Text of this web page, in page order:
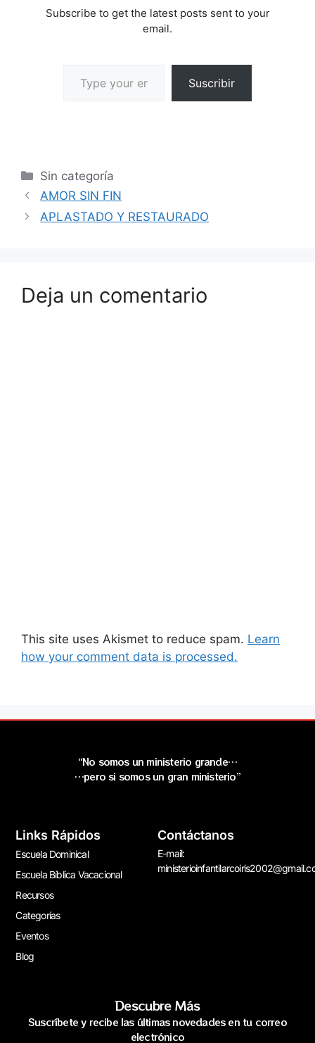
Subscribe to get the latest posts sent to your
email.
Suscribir
Sin categoría
AMOR SIN FIN
APLASTADO Y RESTAURADO
Deja un comentario
This site uses Akismet to reduce spam. Learn
how your comment data is processed.
“No somos un ministerio grande…
…pero si somos un gran ministerio”
Links Rápidos
Escuela Dominical
Escuela Bíblica Vacacional
Recursos
Categorías
Eventos
Blog
Contáctanos
E-mail:
Descubre Más
Suscríbete y recibe las últimas novedades en tu correo
electrónico